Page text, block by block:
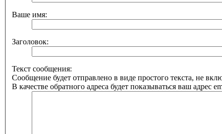
Ваше имя:
Заголовок:
Текст сообщения:
Сообщение будет отправлено в виде простого текста, не
В качестве обратного адреса будет показываться ваш адрес